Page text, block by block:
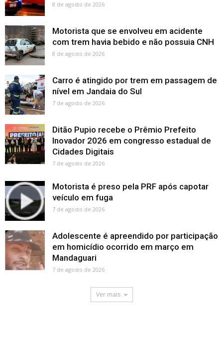
8 de agosto de 2026
Motorista que se envolveu em acidente
com trem havia bebido e não possuia CNH
8 de agosto de 2026
Carro é atingido por trem em passagem de
nível em Jandaia do Sul
7 de agosto de 2026
Ditão Pupio recebe o Prêmio Prefeito
Inovador 2026 em congresso estadual de
Cidades Digitais
7 de agosto de 2026
Motorista é preso pela PRF após capotar
veículo em fuga
7 de agosto de 2026
Adolescente é apreendido por participação
em homicídio ocorrido em março em
Mandaguari
7 de agosto de 2026
Ver mais